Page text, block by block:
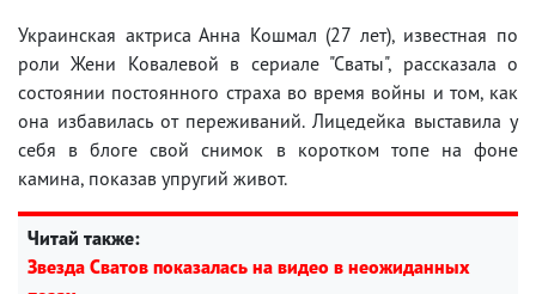
Украинская актриса Анна Кошмал (27 лет), известная по
роли Жени Ковалевой в сериале "Сваты", рассказала о
состоянии постоянного страха во время войны и том, как
она избавилась от переживаний. Лицедейка выставила у
себя в блоге свой снимок в коротком топе на фоне
камина, показав упругий живот.
Читай также:
Звезда Сватов показалась на видео в неожиданных